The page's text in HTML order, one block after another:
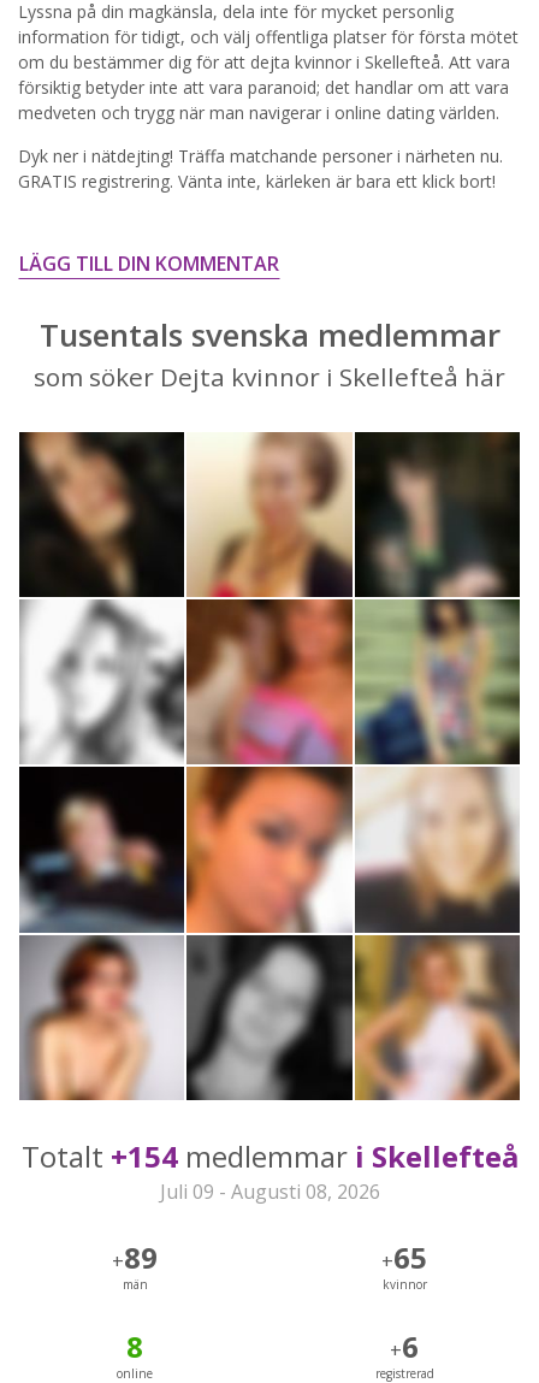
tillbaka godkännande när jag vill.
STARTA NU!
Lyssna på din magkänsla, dela inte för mycket personlig
information för tidigt, och välj offentliga platser för första mötet
om du bestämmer dig för att dejta kvinnor i Skellefteå. Att vara
försiktig betyder inte att vara paranoid; det handlar om att vara
medveten och trygg när man navigerar i online dating världen.
Dyk ner i nätdejting! Träffa matchande personer i närheten nu.
GRATIS registrering. Vänta inte, kärleken är bara ett klick bort!
LÄGG TILL DIN KOMMENTAR
Tusentals svenska medlemmar
som söker Dejta kvinnor i Skellefteå här
Totalt +154medlemmar i Skellefteå
Juli 09 - Augusti 08, 2026
+89
män
+65
kvinnor
8
online
+6
registrerad